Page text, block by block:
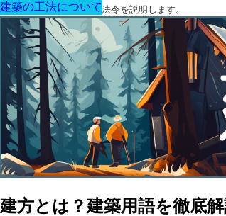
建築に関する用語と関連法令を説明します。
建方とは？建築用語を徹底解
建築の工法について
建築の工法について
建築の工法について
建築の工法について
建築の工法について
建築の工法について
建築の工法について